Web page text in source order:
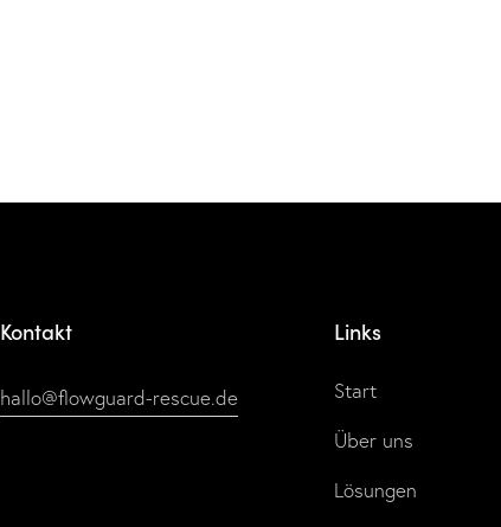
Kontakt
hallo@flowguard-rescue.de
Links
Start
Über uns
Lösungen